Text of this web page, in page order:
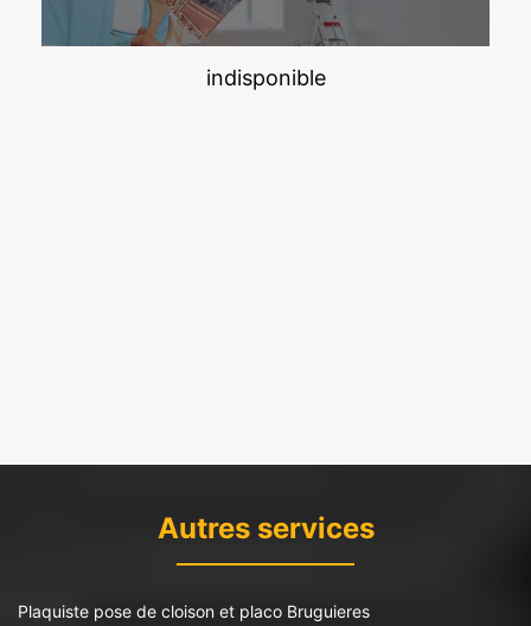
indisponible
Autres services
Plaquiste pose de cloison et placo Bruguieres